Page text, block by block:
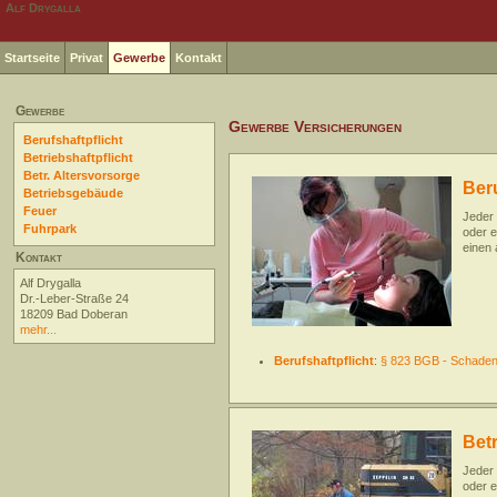
Alf Drygalla
Startseite Privat Gewerbe Kontakt
Gewerbe
Berufshaftpflicht
Betriebshaftpflicht
Betr. Altersvorsorge
Betriebsgebäude
Feuer
Fuhrpark
Kontakt
Alf Drygalla
Dr.-Leber-Straße 24
18209 Bad Doberan
mehr...
Gewerbe Versicherungen
Jeder
oder
einen
Berufshaftpflicht: § 823 BGB -
Jeder
oder